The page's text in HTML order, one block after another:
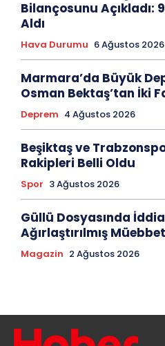
Bilançosunu Açıkladı:
Aldı
Hava Durumu 6 Ağustos 2026
Marmara’da Büyük
Osman Bektaş’tan İki
Deprem 4 Ağustos 2026
Beşiktaş ve
Rakipleri Belli Oldu
Spor 3 Ağustos 2026
Güllü Dosyasında
Ağırlaştırılmış
Magazin 2 Ağustos 2026